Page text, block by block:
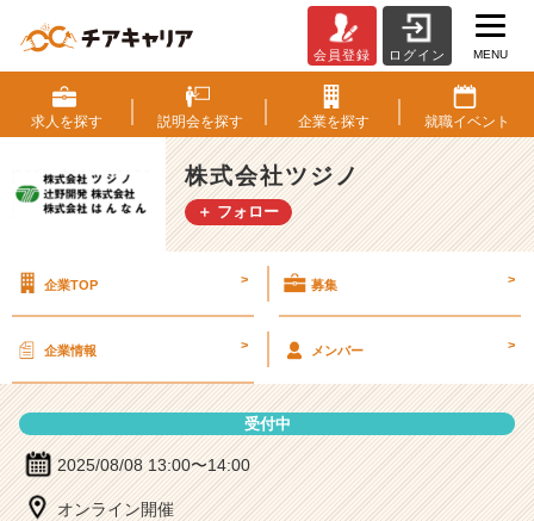
式
会
社
ツ
ジ
ノ
会
|
ベ
ン
チ
会員登録 ログイン MENU
求人を探す 説明会を探す 企業を探す 就職イベント
株式会社ツジノ
＋ フォロー
企業TOP > 募集 >
企業情報 > メンバー >
受付中
2025/08/08 13:00〜14:00
オンライン開催